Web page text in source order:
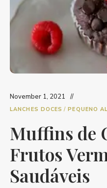
November 1, 2021
LANCHES DOCES / PEQUENO
Muffins de
Frutos
Saudáveis